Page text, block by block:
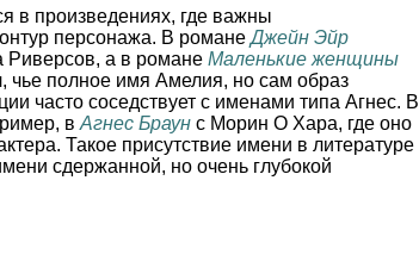
в произведениях, где важны
персонажа. В романеДжейн Эйр
Риверсов, а в романе Маленькие женщины
полное имя Амелия, но сам образ
часто соседствует с именами типа Агнес. В
в Агнес Браун с Морин О Хара, где оно
Такое присутствие имени в литературе
сдержанной, но очень глубокой